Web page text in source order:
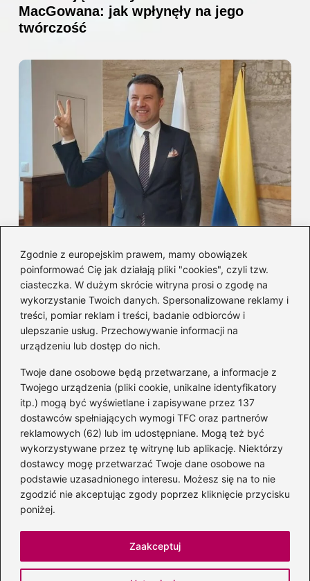
Zgodnie z europejskim prawem, mamy obowiązek
poinformować Cię jak działają pliki "cookies", czyli tzw.
ciasteczka. W dużym skrócie witryna prosi o zgodę na
wykorzystanie Twoich danych. Spersonalizowane reklamy i
treści, pomiar reklam i treści, badanie odbiorców i
ulepszanie usług. Przechowywanie informacji na
urządzeniu lub dostęp do nich.
Twoje dane osobowe będą przetwarzane, a informacje z
Twojego urządzenia (pliki cookie, unikalne identyfikatory
itp.) mogą być wyświetlane i zapisywane przez 137
dostawców spełniających wymogi TFC oraz partnerów
reklamowych (62) lub im udostępniane. Mogą też być
wykorzystywane przez tę witrynę lub aplikację. Niektórzy
dostawcy mogę przetwarzać Twoje dane osobowe na
podstawie uzasadnionego interesu. Możesz się na to nie
zgodzić nie akceptując zgody poprzez kliknięcie przycisku
poniżej.
Zaakceptuj
MacGowana: jak wpłynęły na jego
twórczość
Czerwonych Gitarach i profil muzyka
Kategorie
Albumy(8)
Artyści
Edukacja muzyczna(89)
Instrumenty(39)
Kultura(47)
Muzyka(209)
Radio(1)
Śpiew(6)
Sprzęt audio(11)